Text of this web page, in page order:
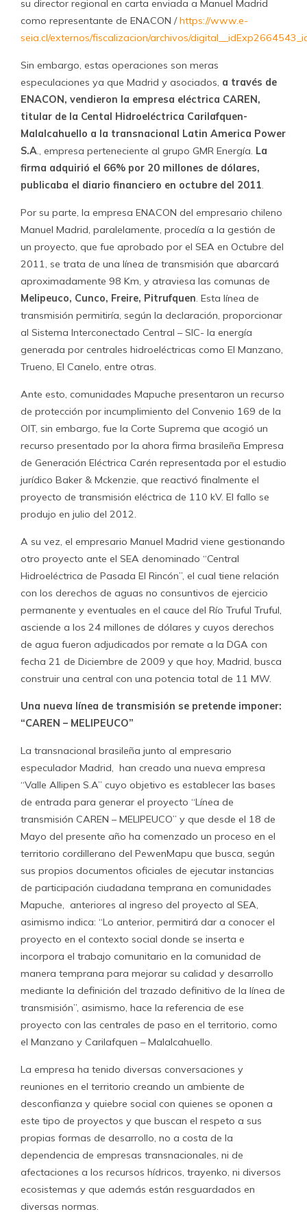
su director regional en carta enviada a Manuel Madrid
como representante de ENACON /https://www.e-
seia.cl/externos/fiscalizacion/archivos/
Sin embargo, estas operaciones son meras
especulaciones ya que Madrid y asociados, a través de
ENACON, vendieron la empresa eléctrica CAREN,
titular de la Cental Hidroeléctrica Carilafquen-
Malalcahuello a la transnacional Latin America Power
S.A., empresa perteneciente al grupo GMR Energía. La
firma adquirió el 66% por 20 millones de dólares,
publicaba el diario financiero en octubre del 2011.
Por su parte, la empresa ENACON del empresario chileno
Manuel Madrid, paralelamente, procedía a la gestión de
un proyecto, que fue aprobado por el SEA en Octubre del
2011, se trata de una línea de transmisión que abarcará
aproximadamente 98 Km, y atraviesa las comunas de
Melipeuco, Cunco, Freire, Pitrufquen. Esta línea de
transmisión permitiría, según la declaración, proporcionar
al Sistema Interconectado Central – SIC- la energía
generada por centrales hidroeléctricas como El Manzano,
Trueno, El Canelo, entre otras.
Ante esto, comunidades Mapuche presentaron un recurso
de protección por incumplimiento del Convenio 169 de la
OIT, sin embargo, fue la Corte Suprema que acogió un
recurso presentado por la ahora firma brasileña Empresa
de Generación Eléctrica Carén representada por el estudio
jurídico Baker & Mckenzie, que reactivó finalmente el
proyecto de transmisión eléctrica de 110 kV. El fallo se
produjo en julio del 2012.
A su vez, el empresario Manuel Madrid viene gestionando
otro proyecto ante el SEA denominado “Central
Hidroeléctrica de Pasada El Rincón”, el cual tiene relación
con los derechos de aguas no consuntivos de ejercicio
permanente y eventuales en el cauce del Río Truful Truful,
asciende a los 24 millones de dólares y cuyos derechos
de agua fueron adjudicados por remate a la DGA con
fecha 21 de Diciembre de 2009 y que hoy, Madrid, busca
construir una central con una potencia total de 11 MW.
Una nueva línea de transmisión se pretende imponer:
“CAREN – MELIPEUCO”
La transnacional brasileña junto al empresario
especulador Madrid, han creado una nueva empresa
“Valle Allipen S.A” cuyo objetivo es establecer las bases
de entrada para generar el proyecto “Línea de
transmisión CAREN – MELIPEUCO” y que desde el 18 de
Mayo del presente año ha comenzado un proceso en el
territorio cordillerano del PewenMapu que busca, según
sus propios documentos oficiales de ejecutar instancias
de participación ciudadana temprana en comunidades
Mapuche, anteriores al ingreso del proyecto al SEA,
asimismo indica: “Lo anterior, permitirá dar a conocer el
proyecto en el contexto social donde se inserta e
incorpora el trabajo comunitario en la comunidad de
manera temprana para mejorar su calidad y desarrollo
mediante la definición del trazado definitivo de la línea de
transmisión”, asimismo, hace la referencia de ese
proyecto con las centrales de paso en el territorio, como
el Manzano y Carilafquen – Malalcahuello.
La empresa ha tenido diversas conversaciones y
reuniones en el territorio creando un ambiente de
desconfianza y quiebre social con quienes se oponen a
este tipo de proyectos y que buscan el respeto a sus
propias formas de desarrollo, no a costa de la
dependencia de empresas transnacionales, ni de
afectaciones a los recursos hídricos, trayenko, ni diversos
ecosistemas y que además están resguardados en
diversas normas.